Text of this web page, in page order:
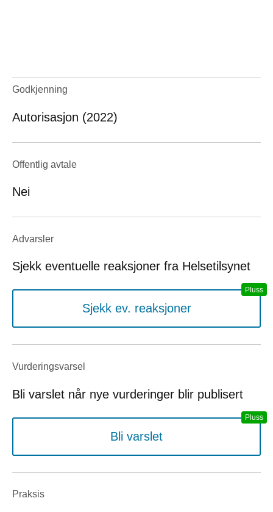
Godkjenning
Autorisasjon (2022)
Offentlig avtale
Nei
Advarsler
Sjekk eventuelle reaksjoner fra Helsetilsynet
Sjekk ev. reaksjoner
Vurderings­varsel
Bli varslet når nye vurderinger blir publisert
Bli varslet
Praksis